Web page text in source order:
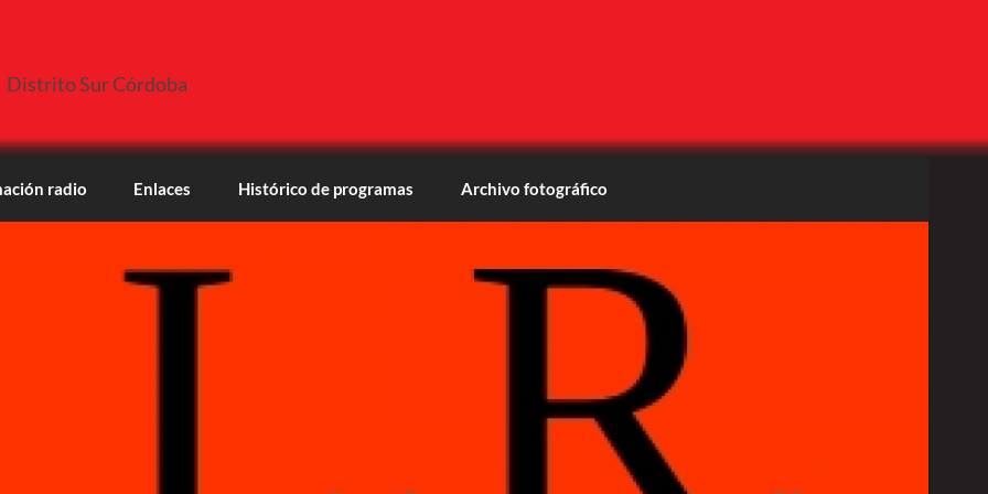
Distrito Sur Córdoba
radio Enlaces Histórico de programas Archivo fotográfico